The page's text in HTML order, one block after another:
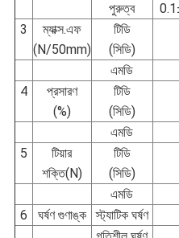
পুরুত্ব
3
ম্যাক্স.এফ
(N/50mm)
টিডি
(সিডি)
এমডি
4
প্রসারণ
(%)
টিডি
(সিডি)
এমডি
5
টিয়ার
শক্তি(N)
টিডি
(সিডি)
এমডি
6
ঘর্ষণ গুণাঙ্ক স্ট্যাটিক ঘর্ষণ